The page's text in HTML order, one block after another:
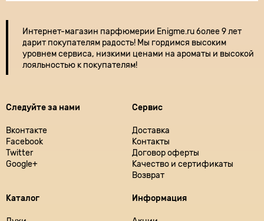
Интернет-магазин парфюмерии Enigme.ru более 9 лет
дарит покупателям радость! Мы гордимся высоким
уровнем сервиса, низкими ценами на ароматы и высокой
лояльностью к покупателям!
Следуйте за нами
Вконтакте
Facebook
Twitter
Google+
Сервис
Доставка
Контакты
Договор оферты
Качество и сертификаты
Возврат
Каталог Информация